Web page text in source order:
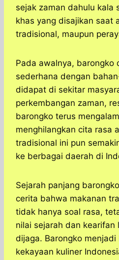
sejak zaman dahulu kala
khas yang disajikan saat
tradisional, maupun
Pada awalnya, barongko
sederhana dengan
didapat di sekitar
perkembangan zaman,
barongko terus
menghilangkan cita rasa
tradisional ini pun
ke berbagai daerah di
Sejarah panjang
cerita bahwa makanan
tidak hanya soal rasa,
nilai sejarah dan kearifan
dijaga. Barongko
kekayaan kuliner